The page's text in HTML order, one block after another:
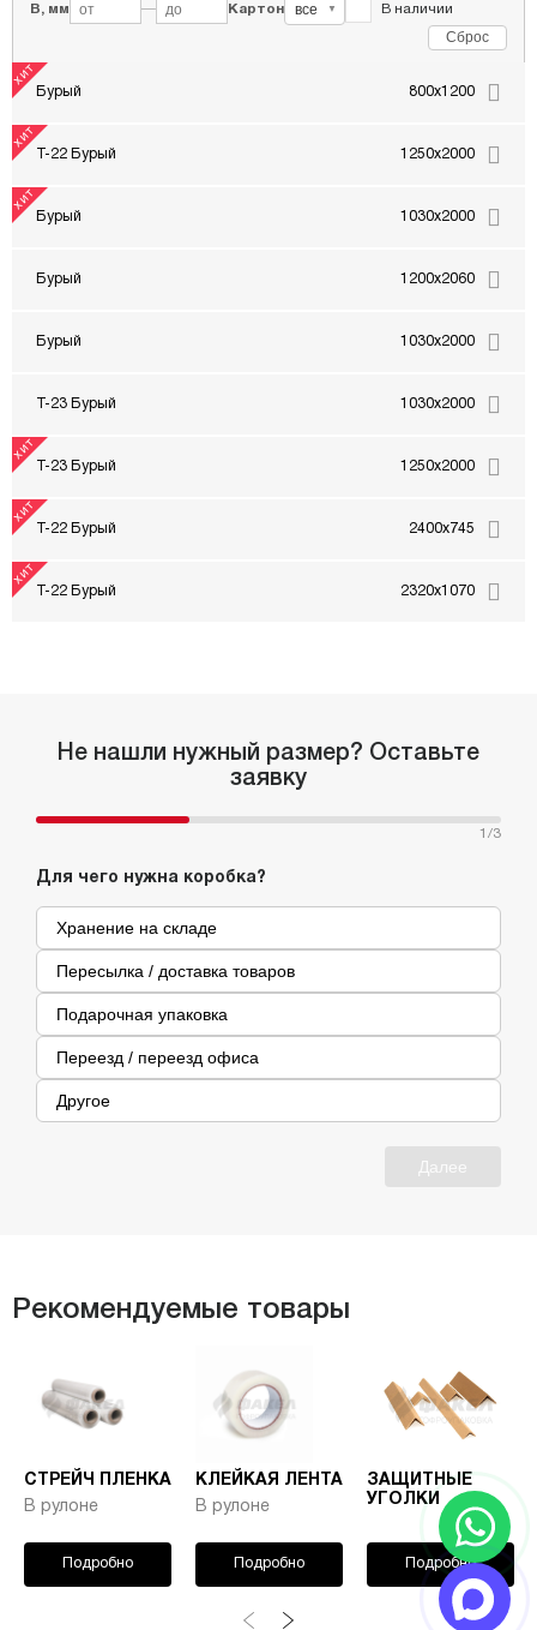
В, мм — Картон все ▼ В наличии
Сброс
Бурый 800x1200
Т-22 Бурый 1250x2000
Бурый 1030x2000
Бурый 1200x2060
Бурый 1030x2000
Т-23 Бурый 1030x2000
Т-23 Бурый 1250x2000
Т-22 Бурый 2400x745
Т-22 Бурый 2320x1070
Не нашли нужный размер? Оставьте
заявку
1 /3
Для чего нужна коробка?
Хранение на складе
Пересылка / доставка товаров
Подарочная упаковка
Переезд / переезд офиса
Другое
Далее
Рекомендуемые товары
СТРЕЙЧ ПЛЕНКА
В рулоне
Подробно
КЛЕЙКАЯ ЛЕНТА
В рулоне
Подробно
ЗАЩИТНЫЕ
УГОЛКИ
Подробно